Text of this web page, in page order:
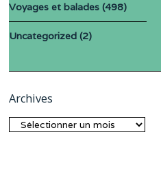
Voyages et balades (498)
Uncategorized (2)
Archives
Archives